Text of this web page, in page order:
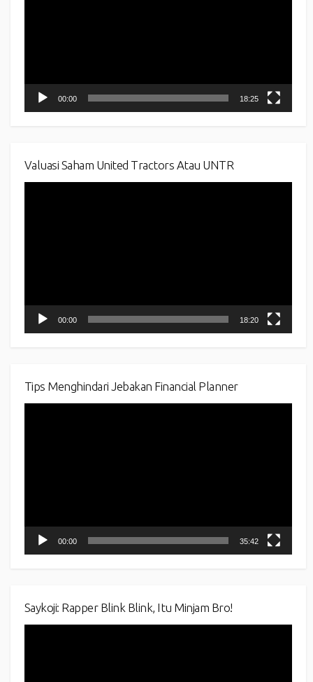
00:00 18:25
Valuasi Saham United Tractors Atau UNTR
00:00 18:20
Tips Menghindari Jebakan Financial Planner
00:00 35:42
Saykoji: Rapper Blink Blink, Itu Minjam Bro!